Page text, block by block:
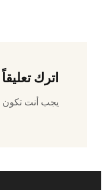
اترك تعليقاً
يجب أنت تكون